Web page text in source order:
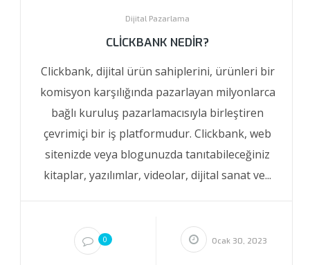
Dijital Pazarlama
CLICKBANK NEDIR?
Clickbank, dijital ürün sahiplerini, ürünleri bir
komisyon karşılığında pazarlayan milyonlarca
bağlı kuruluş pazarlamacısıyla birleştiren
çevrimiçi bir iş platformudur. Clickbank, web
sitenizde veya blogunuzda tanıtabileceğiniz
kitaplar, yazılımlar, videolar, dijital sanat ve...
0 Ocak 30, 2023